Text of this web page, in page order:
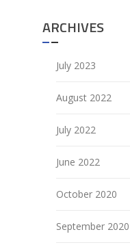
ARCHIVES
July 2023
August 2022
July 2022
June 2022
October 2020
September 2020